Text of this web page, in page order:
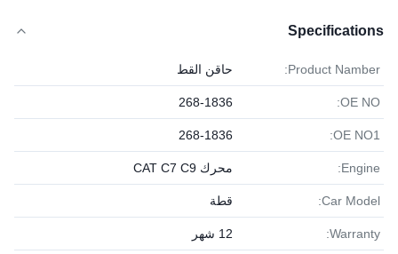
Specifications
Product Namber: حاقن القط
OE NO:
268-1836
OE NO1:
268-1836
Engine: محرك CAT C7 C9
Car Model: قطة
Warranty: 12 شهر